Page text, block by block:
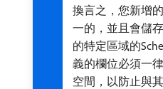
換言之，您新增
一的，並且會儲
的特定區域的
義的欄位必須一
空間，以防止與